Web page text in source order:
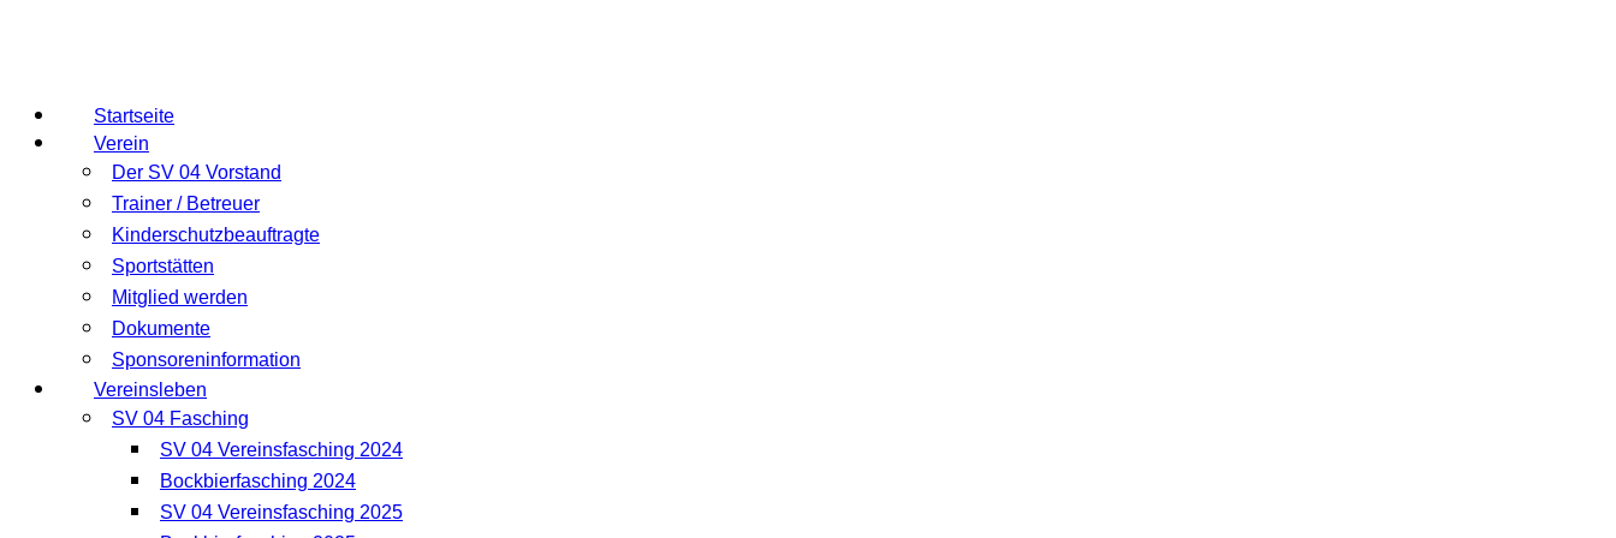
Startseite
Verein
Der SV 04 Vorstand
Trainer / Betreuer
Kinderschutzbeauftragte
Sportstätten
Mitglied werden
Dokumente
Sponsoreninformation
Vereinsleben
SV 04 Fasching
SV 04 Vereinsfasching 2024
Bockbierfasching 2024
SV 04 Vereinsfasching 2025